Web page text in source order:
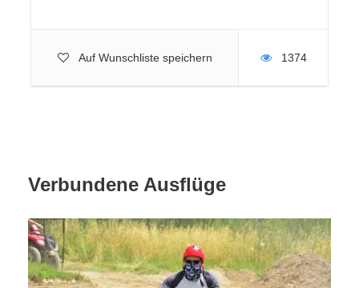
Auf Wunschliste speichern 1374
Fotos
Verbundene Ausflüge